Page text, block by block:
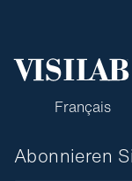
Français
Abonnieren